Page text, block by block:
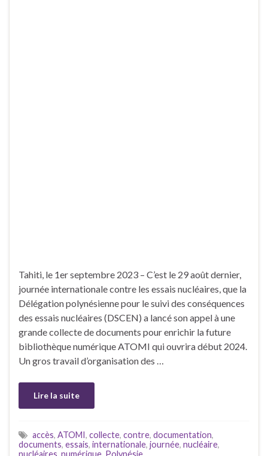
Tahiti, le 1er septembre 2023 – C’est le 29 août dernier,
journée internationale contre les essais nucléaires, que la
Délégation polynésienne pour le suivi des conséquences
des essais nucléaires (DSCEN) a lancé son appel à une
grande collecte de documents pour enrichir la future
bibliothèque numérique ATOMI qui ouvrira début 2024.
Un gros travail d’organisation des …
Lire la suite
accès, ATOMI, collecte, contre, documentation,
documents, essais, internationale, journée, nucléaire,